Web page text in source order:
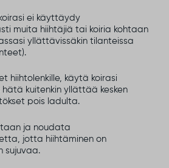
ei käyttäydy
muita hiihtäjiä tai koiria kohtaan
yllättävissäkin tilanteissa
hiihtolenkille, käytä koirasi
kuitenkin yllättää kesken
pois ladulta.
ja noudata
jotta hiihtäminen on
sujuvaa.